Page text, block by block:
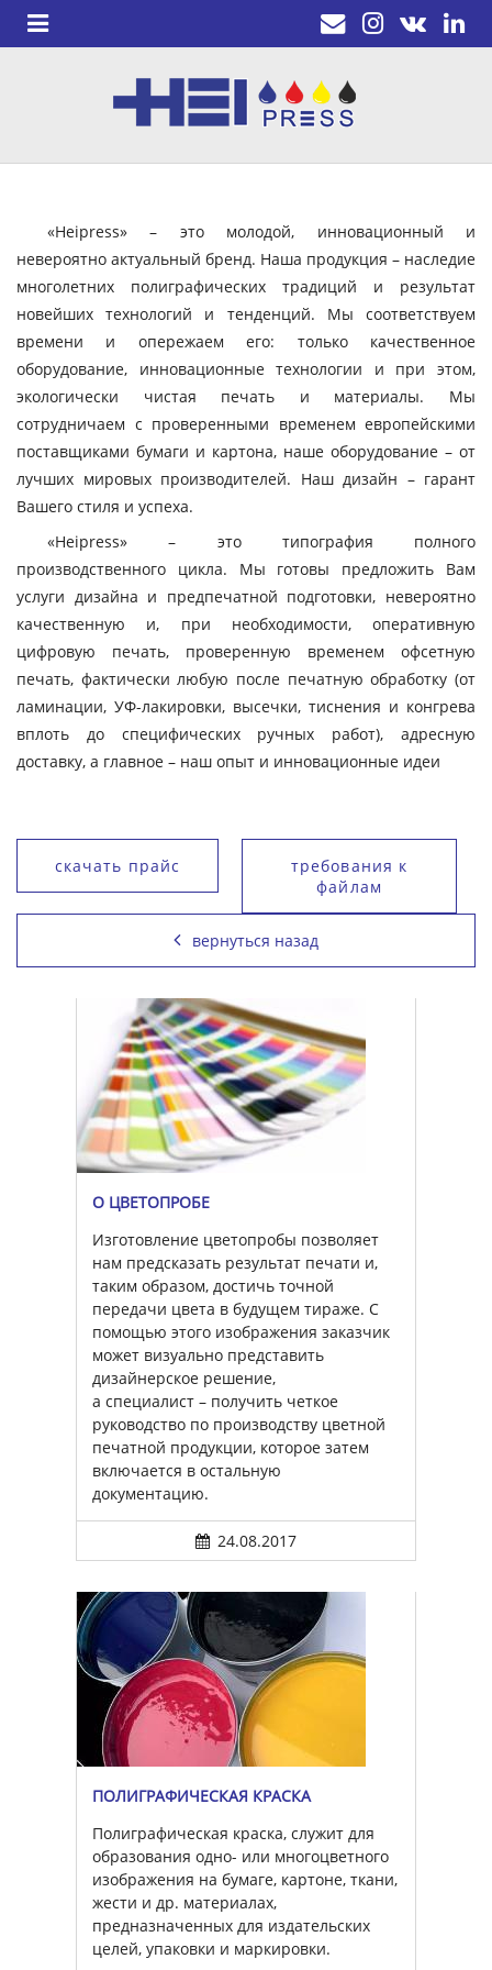
«Heipress» – это молодой, инновационный и
невероятно актуальный бренд. Наша продукция – наследие
многолетних полиграфических традиций и результат
новейших технологий и тенденций. Мы соответствуем
времени и опережаем его: только качественное
оборудование, инновационные технологии и при этом,
экологически чистая печать и материалы. Мы
сотрудничаем с проверенными временем европейскими
поставщиками бумаги и картона, наше оборудование – от
лучших мировых производителей. Наш дизайн – гарант
Вашего стиля и успеха.
«Heipress» – это типография полного
производственного цикла. Мы готовы предложить Вам
услуги дизайна и предпечатной подготовки, невероятно
качественную и, при необходимости, оперативную
цифровую печать, проверенную временем офсетную
печать, фактически любую после печатную обработку (от
ламинации, УФ-лакировки, высечки, тиснения и конгрева
вплоть до специфических ручных работ), адресную
доставку, а главное – наш опыт и инновационные идеи
скачать прайс
требования к
файлам
вернуться назад
О ЦВЕТОПРОБЕ
Изготовление цветопробы позволяет
нам предсказать результат печати и,
таким образом, достичь точной
передачи цвета в будущем тираже. С
помощью этого изображения заказчик
может визуально представить
дизайнерское решение,
а специалист – получить четкое
руководство по производству цветной
печатной продукции, которое затем
включается в остальную
документацию.
24.08.2017
ПОЛИГРАФИЧЕСКАЯ КРАСКА
Полиграфическая краска, служит для
образования одно- или многоцветного
изображения на бумаге, картоне, ткани,
жести и др. материалах,
предназначенных для издательских
целей, упаковки и маркировки.